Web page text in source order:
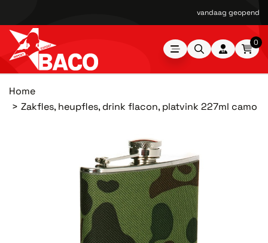
vandaag geopend
0
Home
Zakfles, heupfles, drink flacon, platvink 227ml camo